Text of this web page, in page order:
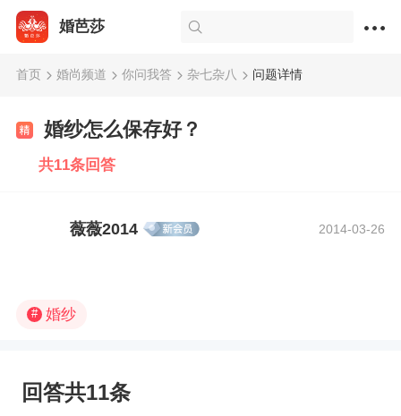
婚芭莎
首页 婚尚频道 你问我答 杂七杂八 问题详情
婚纱怎么保存好？
共11条回答
薇薇2014 2014-03-26
# 婚纱
回答共11条